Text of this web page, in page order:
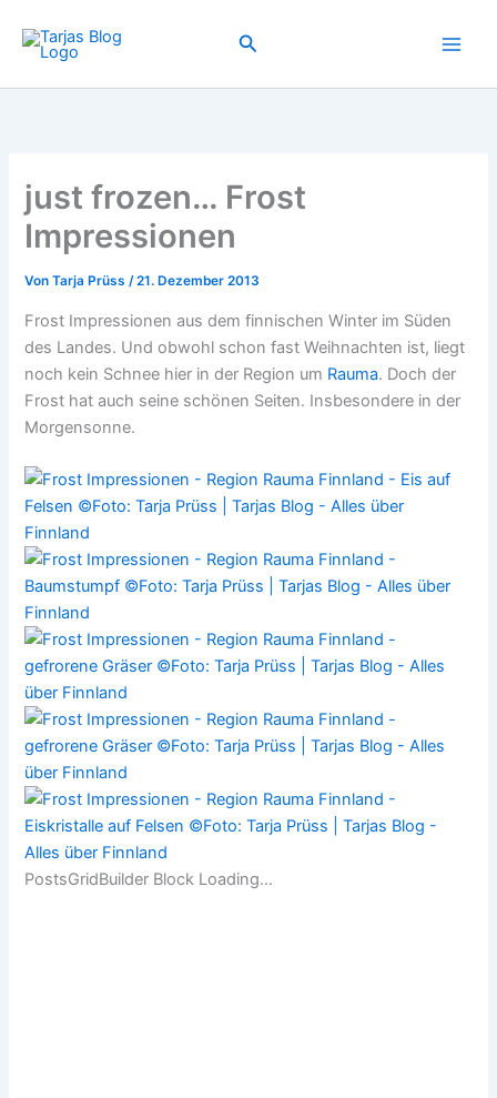
Inhalt
springen
Suchen
just frozen… Frost
Impressionen
VonTarja Prüss/21. Dezember 2013
Frost Impressionen aus dem finnischen Winter im Süden
des Landes. Und obwohl schon fast Weihnachten ist, liegt
noch kein Schnee hier in der Region um Rauma. Doch der
Frost hat auch seine schönen Seiten. Insbesondere in der
Morgensonne.
PostsGridBuilder Block Loading…